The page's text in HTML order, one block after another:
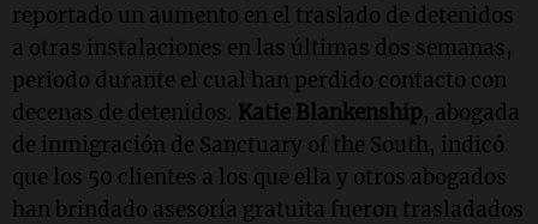
reportado un aumento en el traslado de detenidos
a otras instalaciones en las últimas dos semanas,
periodo durante el cual han perdido contacto con
decenas de detenidos. Katie Blankenship, abogada
de inmigración de Sanctuary of the South, indicó
que los 50 clientes a los que ella y otros abogados
han brindado asesoría gratuita fueron trasladados